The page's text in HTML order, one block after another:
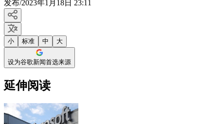
发布/2023年1月18日 23:11
小 标准 中 大
设为谷歌新闻首选来源
延伸阅读